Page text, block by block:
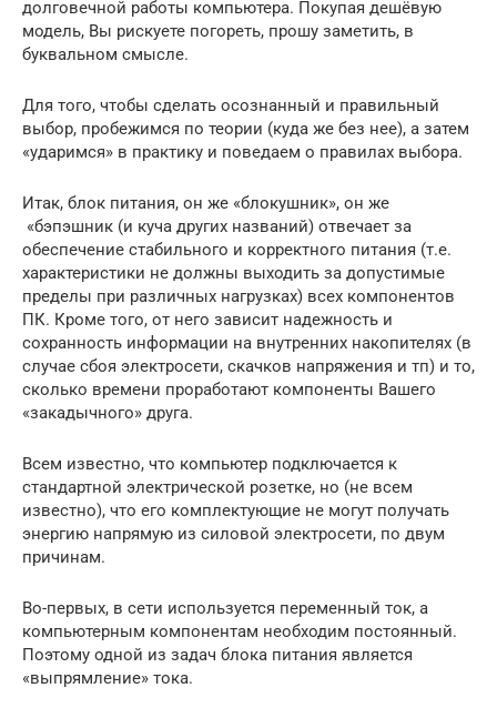
долговечной работы компьютера. Покупая дешёвую
модель, Вы рискуете погореть, прошу заметить, в
буквальном смысле.
Для того, чтобы сделать осознанный и правильный
выбор, пробежимся по теории (куда же без нее), а затем
«ударимся» в практику и поведаем о правилах выбора.
Итак, блок питания, он же «блокушник», он же
«бэпэшник (и куча других названий) отвечает за
обеспечение стабильного и корректного питания (т.е.
характеристики не должны выходить за допустимые
пределы при различных нагрузках) всех компонентов
ПК. Кроме того, от него зависит надежность и
сохранность информации на внутренних накопителях (в
случае сбоя электросети, скачков напряжения и тп) и то,
сколько времени проработают компоненты Вашего
«закадычного» друга.
Всем известно, что компьютер подключается к
стандартной электрической розетке, но (не всем
известно), что его комплектующие не могут получать
энергию напрямую из силовой электросети, по двум
причинам.
Во-первых, в сети используется переменный ток, а
компьютерным компонентам необходим постоянный.
Поэтому одной из задач блока питания является
«выпрямление» тока.